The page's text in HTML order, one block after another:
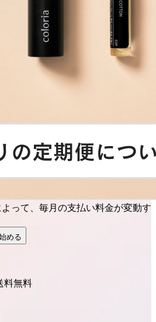
って、毎月の支払い料金が変動す
める
料無料